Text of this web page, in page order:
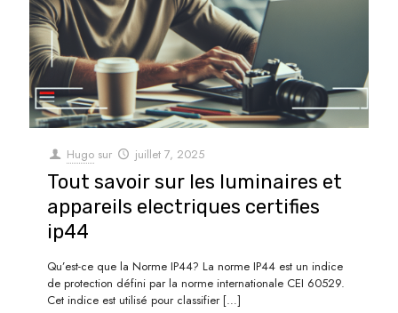
Hugo sur juillet 7, 2025
Tout savoir sur les luminaires et
appareils electriques certifies
ip44
Qu’est-ce que la Norme IP44? La norme IP44 est un indice
de protection défini par la norme internationale CEI 60529.
Cet indice est utilisé pour classifier […]